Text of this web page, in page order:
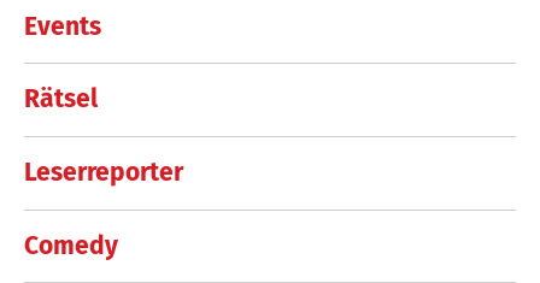
Events
Rätsel
Leserreporter
Comedy